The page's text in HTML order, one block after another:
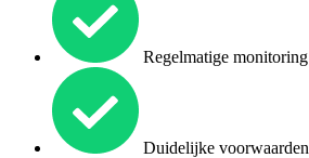
Regelmatige monitoring
Duidelijke voorwaarden